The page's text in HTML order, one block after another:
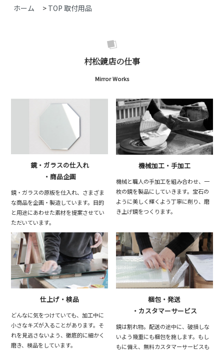
ホーム > TOP 取付用品
村松鏡店の仕事
Mirror Works
鏡・ガラスの仕入れ
・商品企画
鏡・ガラスの原板を仕入れ、さまざま
な商品を企画・製造しています。目的
と用途にあわせた素材を提案させてい
ただいています。
機械加工・手加工
機械と職人の手加工を組み合わせ、一
枚の鏡を製品にしていきます。宝石の
ように美しく輝くよう丁寧に削り、磨
き上げ鏡をつくります。
仕上げ・検品
どんなに気をつけていても、加工中に
小さなキズが入ることがあります。そ
れを見逃さないよう、徹底的に細かく
磨き、検品をしています。
梱包・発送
・カスタマーサービス
鏡は割れ物。配送の途中に、破損しな
いよう幾重にも梱包を施します。もし
もに備え、無料カスタマーサービスも